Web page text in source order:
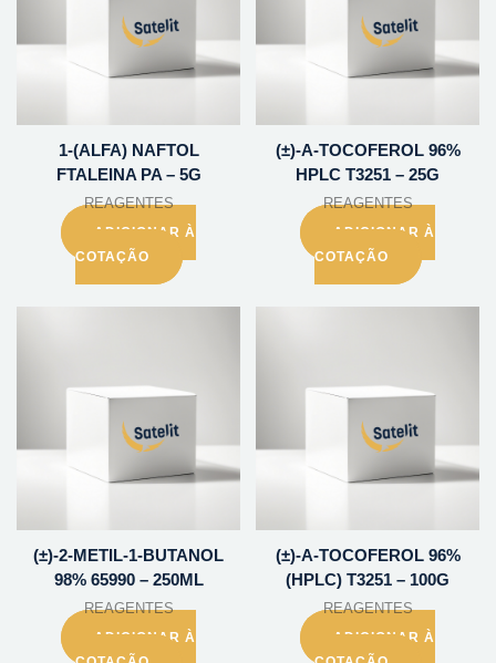
1-(ALFA) NAFTOL
FTALEINA PA – 5G
REAGENTES
ADICIONAR À
COTAÇÃO
(±)-A-TOCOFEROL 96%
HPLC T3251 – 25G
REAGENTES
ADICIONAR À
COTAÇÃO
(±)-2-METIL-1-BUTANOL
98% 65990 – 250ML
REAGENTES
ADICIONAR À
(±)-A-TOCOFEROL 96%
(HPLC) T3251 – 100G
REAGENTES
ADICIONAR À